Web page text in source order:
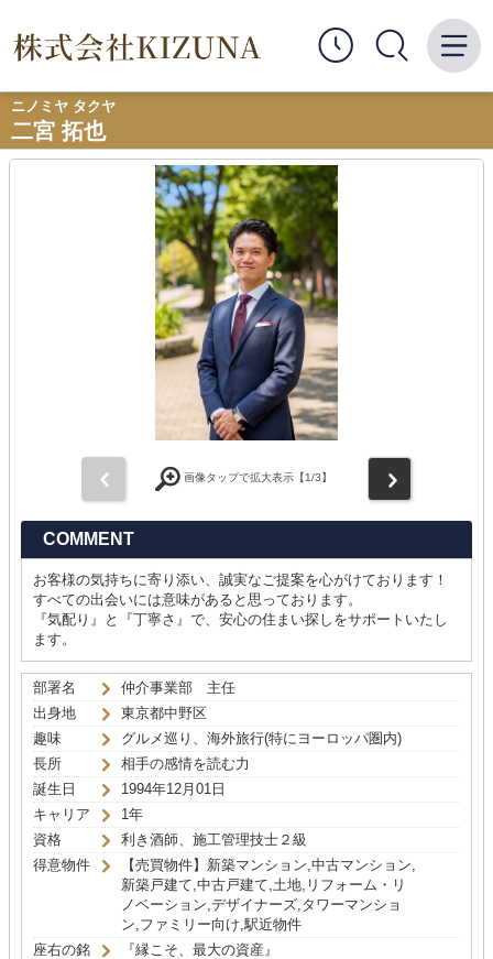
ニノミヤ タクヤ
二宮 拓也
画像タップで拡大表示【1/3】
COMMENT
お客様の気持ちに寄り添い、誠実なご提案を心がけております！
すべての出会いには意味があると思っております。
『気配り』と『丁寧さ』で、安心の住まい探しをサポートいたし
ます。
部署名
仲介事業部 主任
出身地
東京都中野区
趣味
グルメ巡り、海外旅行(特にヨーロッパ圏内)
長所
相手の感情を読む力
誕生日
1994年12月01日
キャリア
1年
資格
利き酒師、施工管理技士２級
得意物件
【売買物件】新築マンション,中古マンション,
新築戸建て,中古戸建て,土地,リフォーム・リ
ノベーション,デザイナーズ,タワーマンショ
ン,ファミリー向け,駅近物件
座右の銘
『縁こそ、最大の資産』